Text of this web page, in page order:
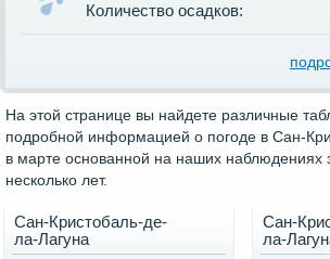
Количество осадков:
На этой странице вы найдете различные
подробной информацией о погоде в Сан-
в марте основанной на наших наблюдениях
несколько лет.
Сан-Кристобаль-де-
ла-Лагуна
Сан-
ла-